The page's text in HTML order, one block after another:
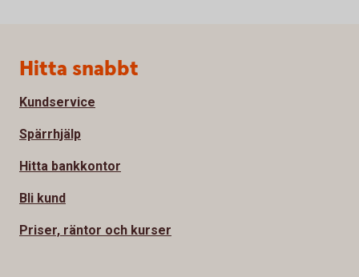
Sidfot
Hitta snabbt
Kundservice
Spärrhjälp
Hitta bankkontor
Bli kund
Priser, räntor och kurser